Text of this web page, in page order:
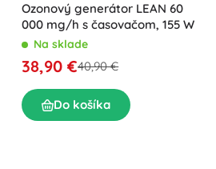
Ozonový generátor LEAN 60
000 mg/h s časovačom, 155 W
Na sklade
38,90 €40,90 €
Do košíka